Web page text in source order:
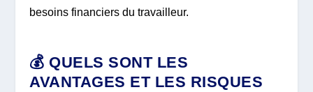
besoins financiers du travailleur.
💰 QUELS SONT LES
AVANTAGES ET LES RISQUES